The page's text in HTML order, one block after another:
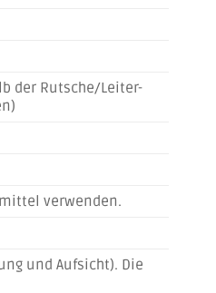
der Rutsche/Leiter-
verwenden.
und Aufsicht). Die